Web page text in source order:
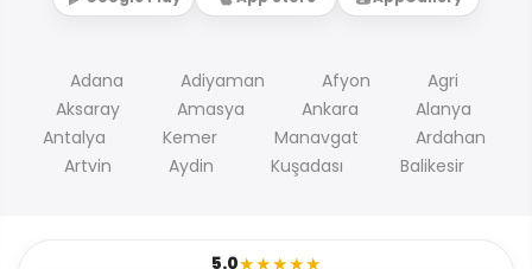
Adana Adiyaman Afyon
Agri
Aksaray
Amasya Ankara
Alanya
Antalya
Kemer Manavgat
Ardahan
Artvin
Aydin Kuşadası Balikesir
5.0